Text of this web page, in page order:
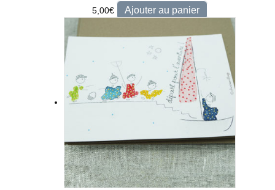
5,00€ Ajouter au panier